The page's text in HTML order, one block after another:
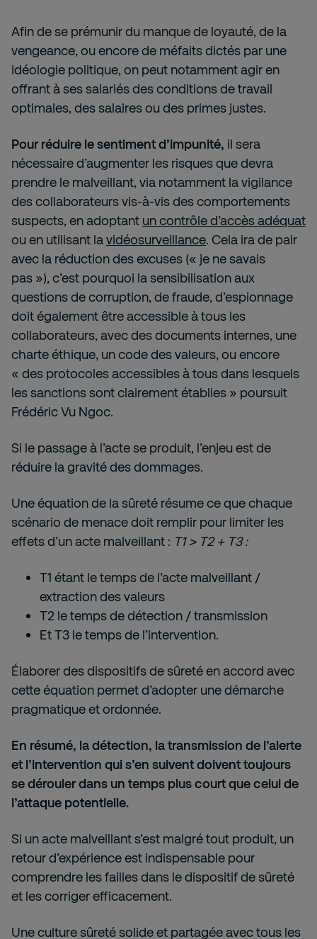
Afin de se prémunir du manque de loyauté, de la
vengeance, ou encore de méfaits dictés par une
idéologie politique, on peut notamment agir en
offrant à ses salariés des conditions de travail
optimales, des salaires ou des primes justes.
Pour réduire le sentiment d’impunité, il sera
nécessaire d’augmenter les risques que devra
prendre le malveillant, via notamment la vigilance
des collaborateurs vis-à-vis des comportements
suspects, en adoptant un contrôle d’accès adéquat
ou en utilisant lavidéosurveillance. Cela ira de pair
avec la réduction des excuses (« je ne savais
pas »), c’est pourquoi la sensibilisation aux
questions de corruption, de fraude, d’espionnage
doit également être accessible à tous les
collaborateurs, avec des documents internes, une
charte éthique, un code des valeurs, ou encore
« des protocoles accessibles à tous dans lesquels
les sanctions sont clairement établies » poursuit
Frédéric Vu Ngoc.
Si le passage à l’acte se produit, l’enjeu est de
réduire la gravité des dommages.
Une équation de la sûreté résume ce que chaque
scénario de menace doit remplir pour limiter les
effets d’un acte malveillant : T1 > T2 + T3 :
T1 étant le temps de l’acte malveillant /
extraction des valeurs
T2 le temps de détection / transmission
Et T3 le temps de l’intervention.
Élaborer des dispositifs de sûreté en accord avec
cette équation permet d’adopter une démarche
pragmatique et ordonnée.
En résumé, la détection, la transmission de l’alerte
et l’intervention qui s’en suivent doivent toujours
se dérouler dans un temps plus court que celui de
l’attaque potentielle.
Si un acte malveillant s’est malgré tout produit, un
retour d’expérience est indispensable pour
comprendre les failles dans le dispositif de sûreté
et les corriger efficacement.
Une culture sûreté solide et partagée avec tous les